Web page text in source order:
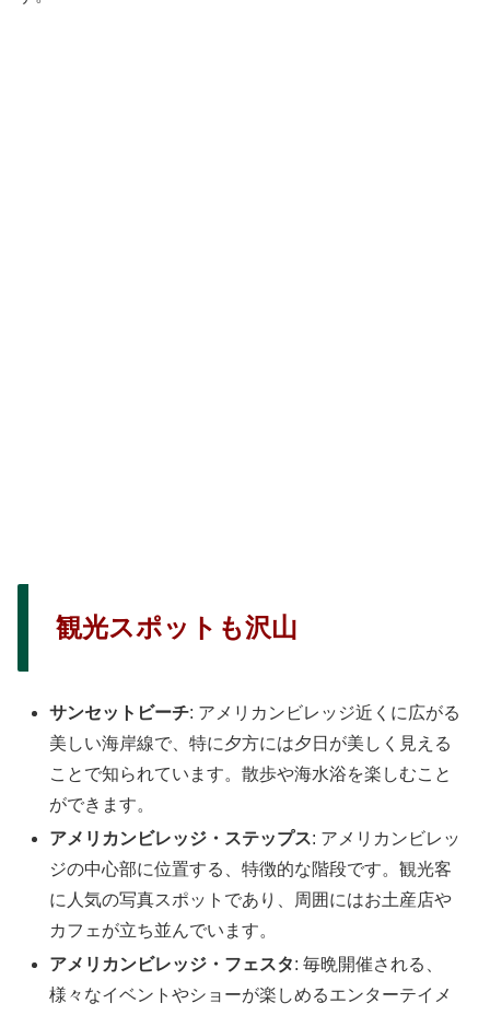
観光スポットも沢山
サンセットビーチ: アメリカンビレッジ近くに広がる
美しい海岸線で、特に夕方には夕日が美しく見える
ことで知られています。散歩や海水浴を楽しむこと
ができます。
アメリカンビレッジ・ステップス: アメリカンビレッ
ジの中心部に位置する、特徴的な階段です。観光客
に人気の写真スポットであり、周囲にはお土産店や
カフェが立ち並んでいます。
アメリカンビレッジ・フェスタ: 毎晩開催される、
様々なイベントやショーが楽しめるエンターテイメ